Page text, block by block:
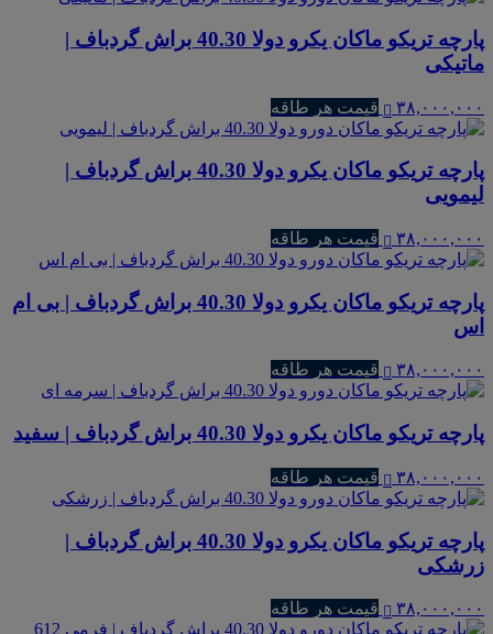
پارچه تریکو ماکان یکرو دولا 40.30 براش گردباف |
ماتیکی
۳۸,۰۰۰,۰۰۰ قیمت هر طاقه
پارچه تریکو ماکان یکرو دولا 40.30 براش گردباف |
لیمویی
۳۸,۰۰۰,۰۰۰ قیمت هر طاقه
پارچه تریکو ماکان یکرو دولا 40.30 براش گردباف | بی ام
اس
۳۸,۰۰۰,۰۰۰ قیمت هر طاقه
پارچه تریکو ماکان یکرو دولا 40.30 براش گردباف | سفید
۳۸,۰۰۰,۰۰۰ قیمت هر طاقه
پارچه تریکو ماکان یکرو دولا 40.30 براش گردباف |
زرشکی
۳۸,۰۰۰,۰۰۰ قیمت هر طاقه